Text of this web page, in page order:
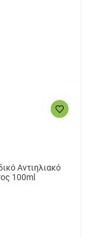
Αντιηλιακό
100ml